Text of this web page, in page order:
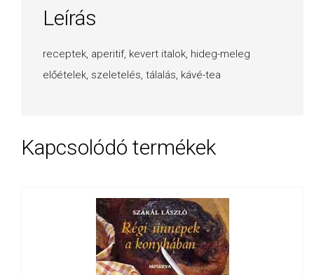
Leírás
receptek, aperitif, kevert italok, hideg-meleg
előételek, szeletelés, tálalás, kávé-tea
Kapcsolódó termékek